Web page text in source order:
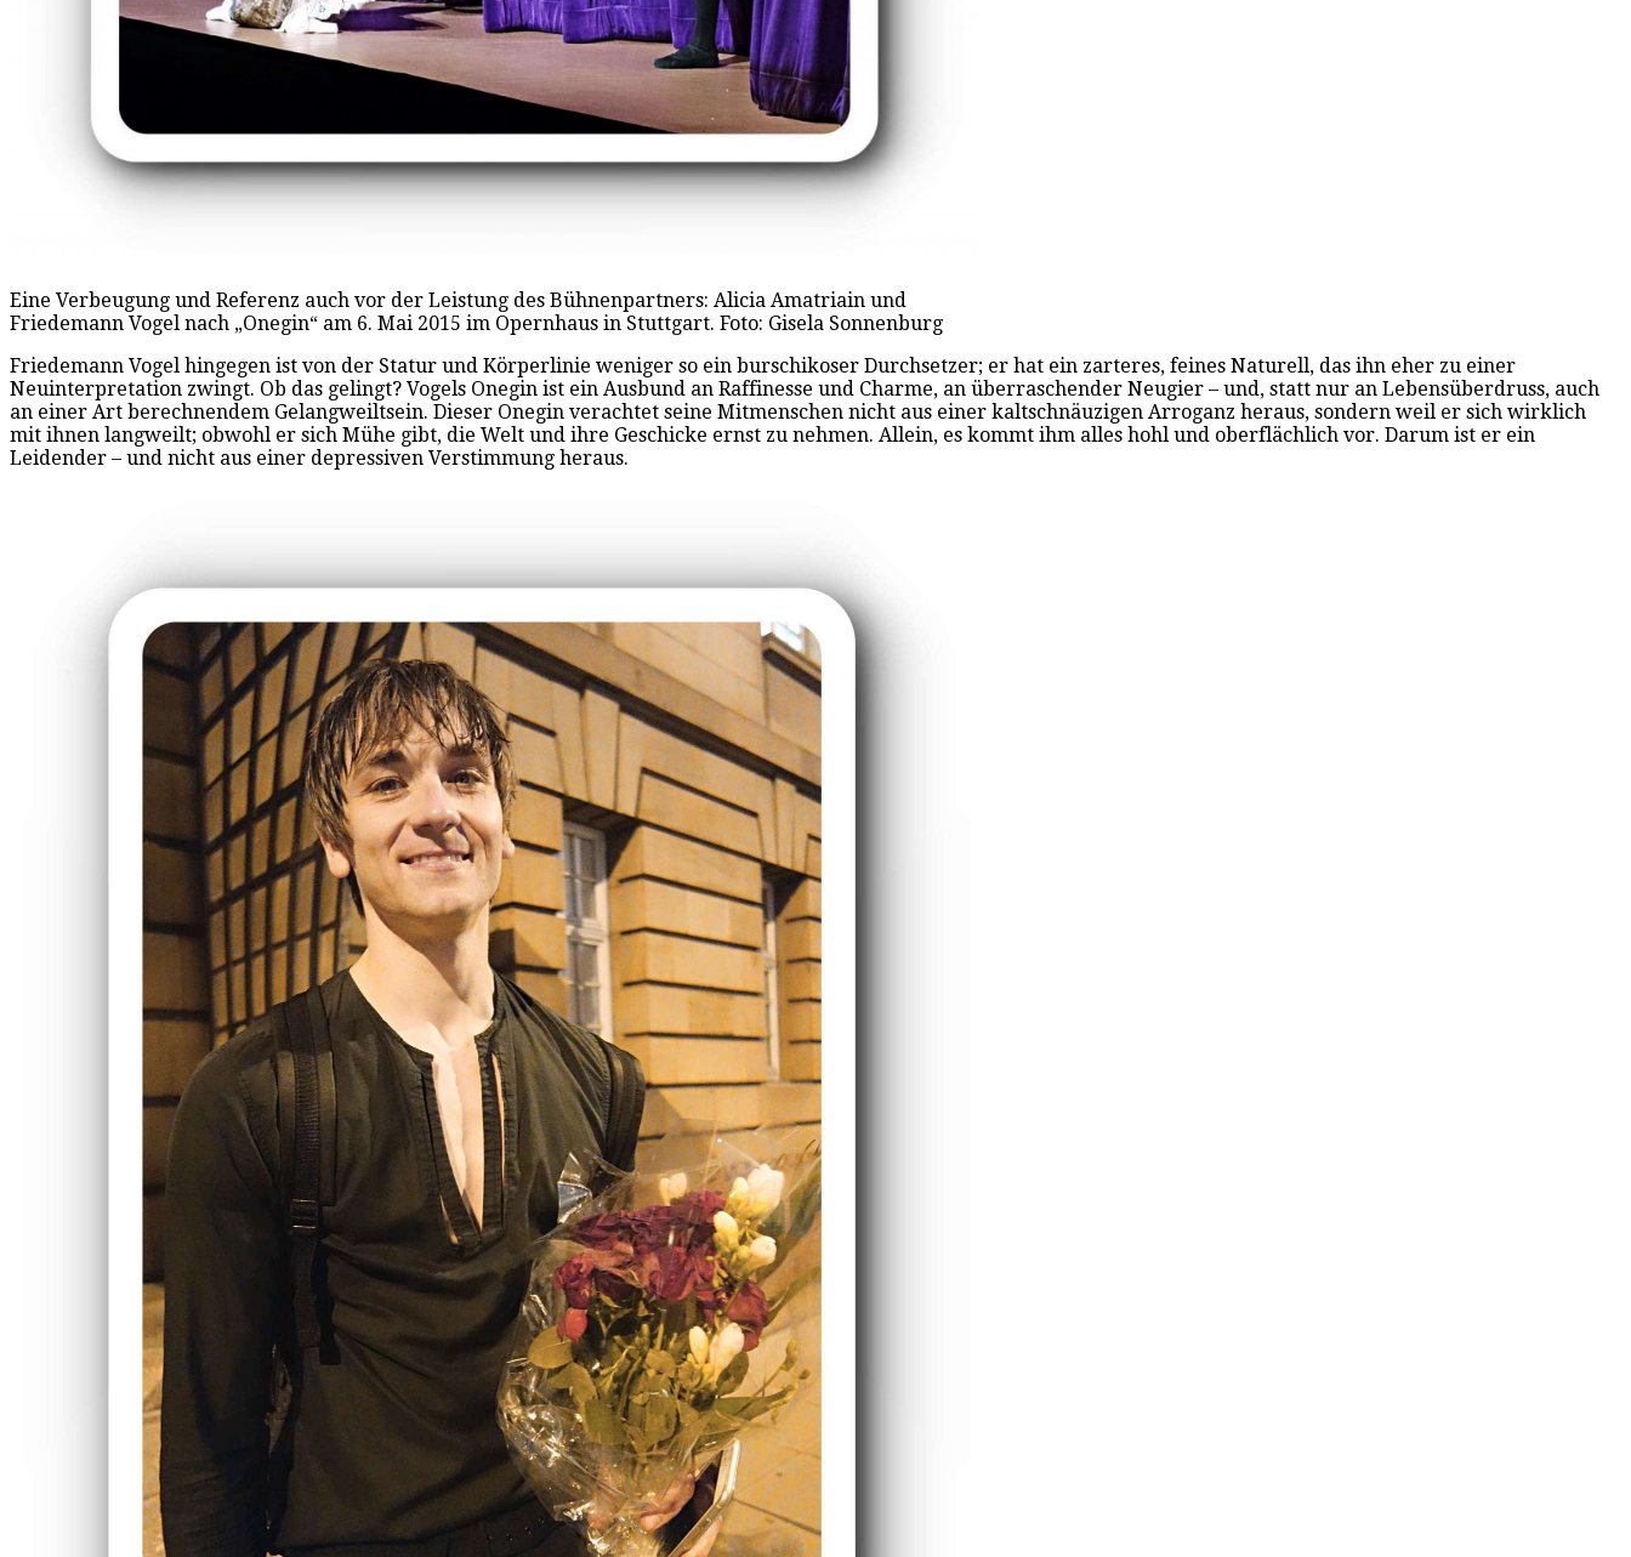
Eine Verbeugung und Referenz auch vor der Leistung des Bühnenpartners: Alicia Amatriain und
Friedemann Vogel nach „Onegin“ am 6. Mai 2015 im Opernhaus in Stuttgart. Foto: Gisela Sonnenburg
Friedemann Vogel hingegen ist von der Statur und Körperlinie weniger so ein burschikoser Durchsetzer; er hat ein zarteres, feines Naturell, das ihn eher zu einer
Neuinterpretation zwingt. Ob das gelingt? Vogels Onegin ist ein Ausbund an Raffinesse und Charme, an überraschender Neugier – und, statt nur an Lebensüberdruss, auch
an einer Art berechnendem Gelangweiltsein. Dieser Onegin verachtet seine Mitmenschen nicht aus einer kaltschnäuzigen Arroganz heraus, sondern weil er sich wirklich
mit ihnen langweilt; obwohl er sich Mühe gibt, die Welt und ihre Geschicke ernst zu nehmen. Allein, es kommt ihm alles hohl und oberflächlich vor. Darum ist er ein
Leidender – und nicht aus einer depressiven Verstimmung heraus.